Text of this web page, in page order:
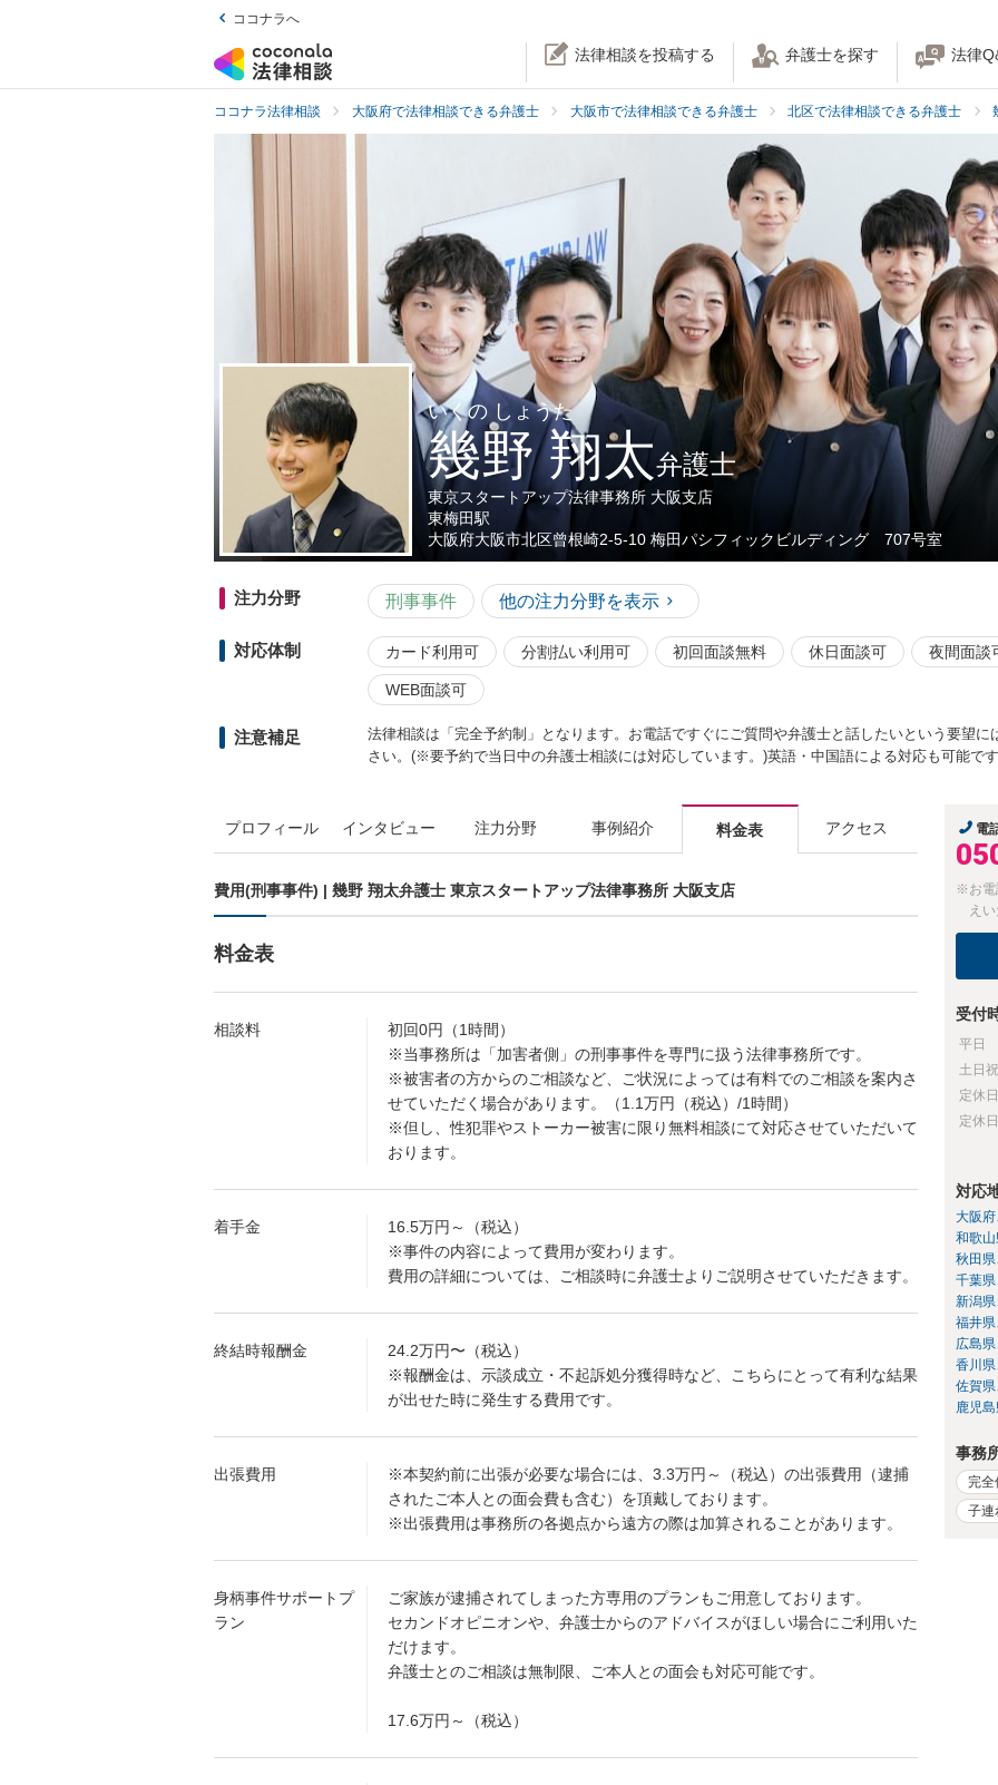
ココナラへ
法律相談を投稿する 弁護士を探す 法律
ココナラ法律相談 大阪府で法律相談できる弁護士 大阪市で法律相談できる弁護士 北区で法律相談できる弁護士
いくの しょうた
幾野 翔太弁護士
東京スタートアップ法律事務所 大阪支店
東梅田駅
大阪府大阪市北区曾根崎2-5-10 梅田パシフィックビルディング 707号室
注力分野 刑事事件 他の注力分野を表示
対応体制 カード利用可 分割払い利用可 初回面談無料 休日面談可 夜間面談
WEB面談可
注意補足
法律相談は「完全予約制」となります。お電話ですぐにご質問や弁護士と話したいという要望に
さい。(※要予約で当日中の弁護士相談には対応しています。)英語・中国語による対応も可能で
プロフィール インタビュー 注力分野 事例紹介 料金表 アクセス
費用(刑事事件) | 幾野 翔太弁護士 東京スタートアップ法律事務所 大阪支店
料金表
相談料
初回0円（1時間）
※当事務所は「加害者側」の刑事事件を専門に扱う法律事務所です。
※被害者の方からのご相談など、ご状況によっては有料でのご相談を案内さ
せていただく場合があります。（1.1万円（税込）/1時間）
※但し、性犯罪やストーカー被害に限り無料相談にて対応させていただいて
おります。
着手金
16.5万円～（税込）
※事件の内容によって費用が変わります。
費用の詳細については、ご相談時に弁護士よりご説明させていただきます。
終結時報酬金
24.2万円〜（税込）
※報酬金は、示談成立・不起訴処分獲得時など、こちらにとって有利な結果
が出せた時に発生する費用です。
出張費用
※本契約前に出張が必要な場合には、3.3万円～（税込）の出張費用（逮捕
されたご本人との面会費も含む）を頂戴しております。
※出張費用は事務所の各拠点から遠方の際は加算されることがあります。
身柄事件サポートプ
ラン
ご家族が逮捕されてしまった方専用のプランもご用意しております。
セカンドオピニオンや、弁護士からのアドバイスがほしい場合にご利用いた
だけます。
弁護士とのご相談は無制限、ご本人との面会も対応可能です。
17.6万円～（税込）
電
※お電
え
受付
平日
土日
定休日
定休
対応
大阪府
和歌
秋田県
千葉県
新潟県
福井県
広島県
香川県
佐賀県
鹿児
事務
完全
子連